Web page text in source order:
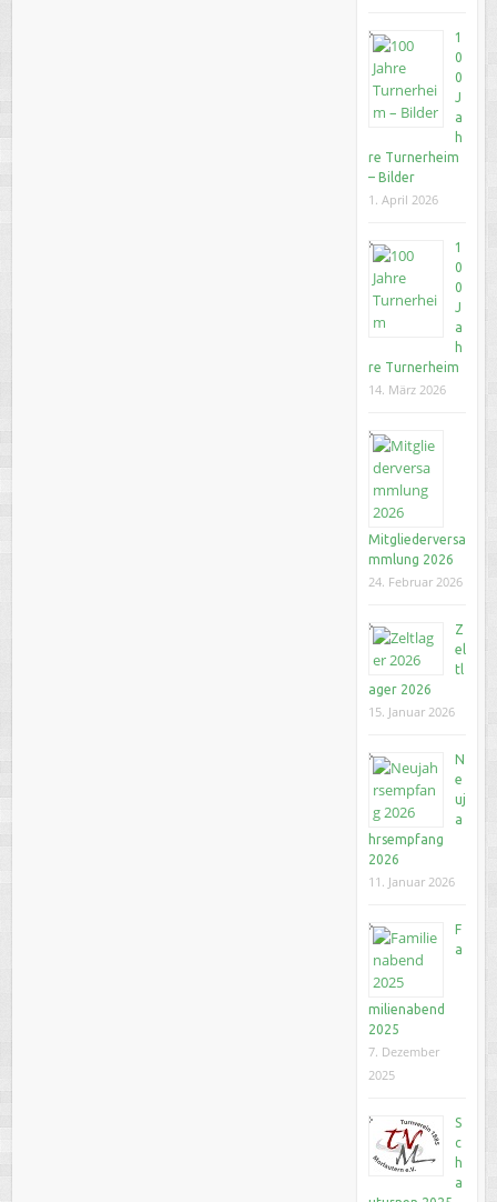
1
0
0
J
a
h
re Turnerheim
– Bilder
1. April 2026
1
0
0
J
a
h
re Turnerheim
14. März 2026
Mitgliederversa
mmlung 2026
24. Februar 2026
Z
el
tl
ager 2026
15. Januar 2026
N
e
uj
a
hrsempfang
2026
11. Januar 2026
F
a
milienabend
2025
7. Dezember
2025
S
c
h
a